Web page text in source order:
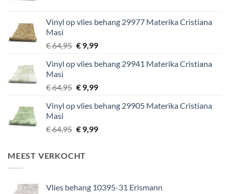
€ 29,95.€ 5,99.
Vinyl op vlies behang 29977 Materika Cristiana
Masi
€64,95 Oorspronkelijke
was:
€9,99Huidige
is:
Vinyl op vlies behang 29941 Materika Cristiana
Masi
€64,95 Oorspronkelijke
was:
€9,99Huidige
is:
Vinyl op vlies behang 29905 Materika Cristiana
Masi
€64,95 Oorspronkelijke
€ 64,95.
€9,99Huidige
MEEST VERKOCHT
Vlies behang 10395-31 Erismann